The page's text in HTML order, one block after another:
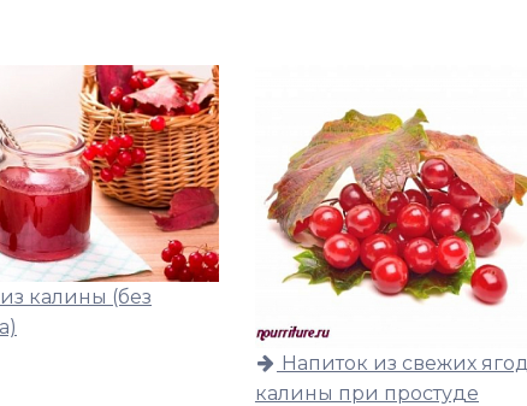
калины (без
Напиток из свежих ягод
калины при простуде